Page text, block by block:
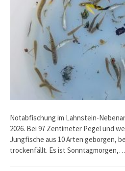
Notabfischung im Lahnstein-
2026. Bei 97 Zentimeter Pegel und
Jungfische aus 10 Arten geborgen,
trockenfällt. Es ist Sonntagmorgen,…